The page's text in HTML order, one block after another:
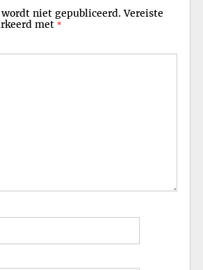
niet gepubliceerd. Vereiste
met *